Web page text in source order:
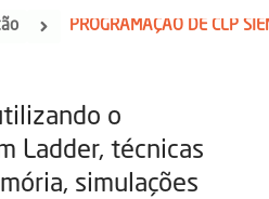
o
Ladder, técnicas
simulações